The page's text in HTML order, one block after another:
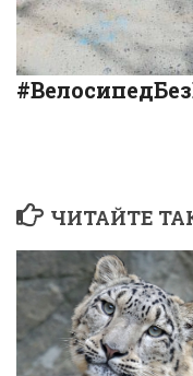
ЧИТАЙТЕ